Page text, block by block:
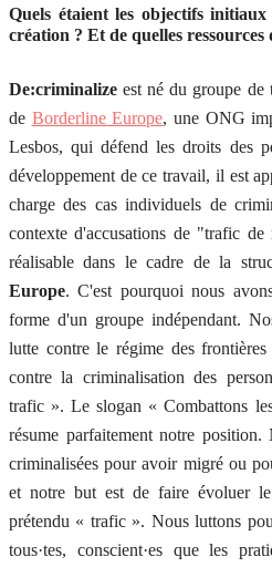
Quels étaient les objectifs
création ? Et de quelles ressources
De:criminalize est né du groupe de
de Borderline Europe, une ONG
Lesbos, qui défend les droits des
développement de ce travail, il est
charge des cas individuels de
contexte d'accusations de "trafic
réalisable dans le cadre de la
Europe. C'est pourquoi nous
forme d'un groupe indépendant.
lutte contre le régime des
contre la criminalisation des
trafic ». Le slogan « Combattons
résume parfaitement notre position.
criminalisées pour avoir migré ou
et notre but est de faire évoluer
prétendu « trafic ». Nous luttons
tous·tes, conscient·es que les